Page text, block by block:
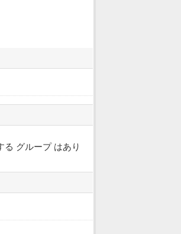
る グループ はあり